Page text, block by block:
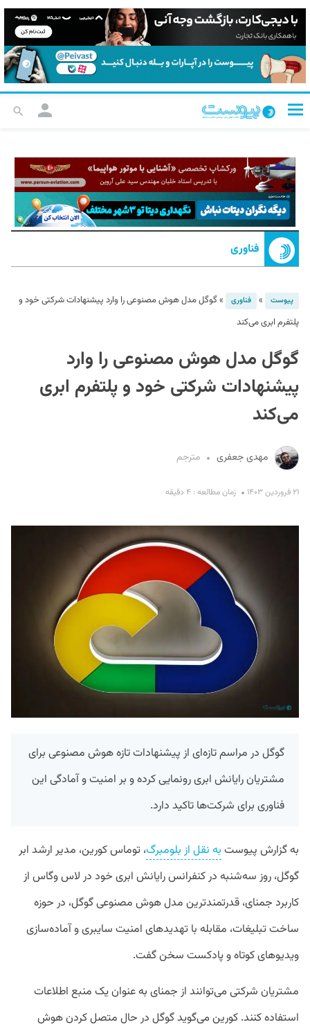
فناوری
پیوست » فناوری »گوگل مدل هوش مصنوعی را وارد پیشنهادات شرکتی خود و
پلتفرم ابری می‌کند
گوگل مدل هوش مصنوعی را وارد
پیشنهادات شرکتی خود و پلتفرم ابری
می‌کند
مهدی جعفری مترجم
۲۱ فروردین ۱۴۰۳ زمان مطالعه : ۴ دقیقه
گوگل در مراسم تازه‌ای از پیشنهادات تازه هوش مصنوعی برای
مشتریان رایانش ابری رونمایی کرده و بر امنیت و آمادگی این
فناوری برای شرکت‌ها تاکید دارد.
به گزارش پیوست به نقل از بلومبرگ، توماس کورین، مدیر ارشد ابر
گوگل، روز سه‌شنبه در کنفرانس رایانش ابری خود در لاس وگاس از
کاربرد جمنای، قدرتمندترین مدل هوش مصنوعی گوگل، در حوزه
ساخت تبلیغات، مقابله با تهدید‌های امنیت سایبری و آماده‌سازی
ویدیو‌های کوتاه و پادکست‌ سخن گفت.
مشتریان شرکتی می‌توانند از جمنای به عنوان یک منبع اطلاعات
استفاده کنند. کورین می‌گوید گوگل در حال متصل کردن هوش